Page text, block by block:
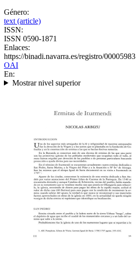
Género:
text (article)
ISSN:
ISSN 0590-1871
Enlaces:
https://binadi.navarra.es/registro/00005983
OAI
En:
Mostrar nivel superior